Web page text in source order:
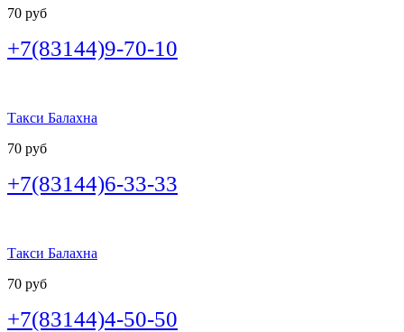
70 руб
+7(83144)9-70-10
Такси Балахна
70 руб
+7(83144)6-33-33
Такси Балахна
70 руб
+7(83144)4-50-50